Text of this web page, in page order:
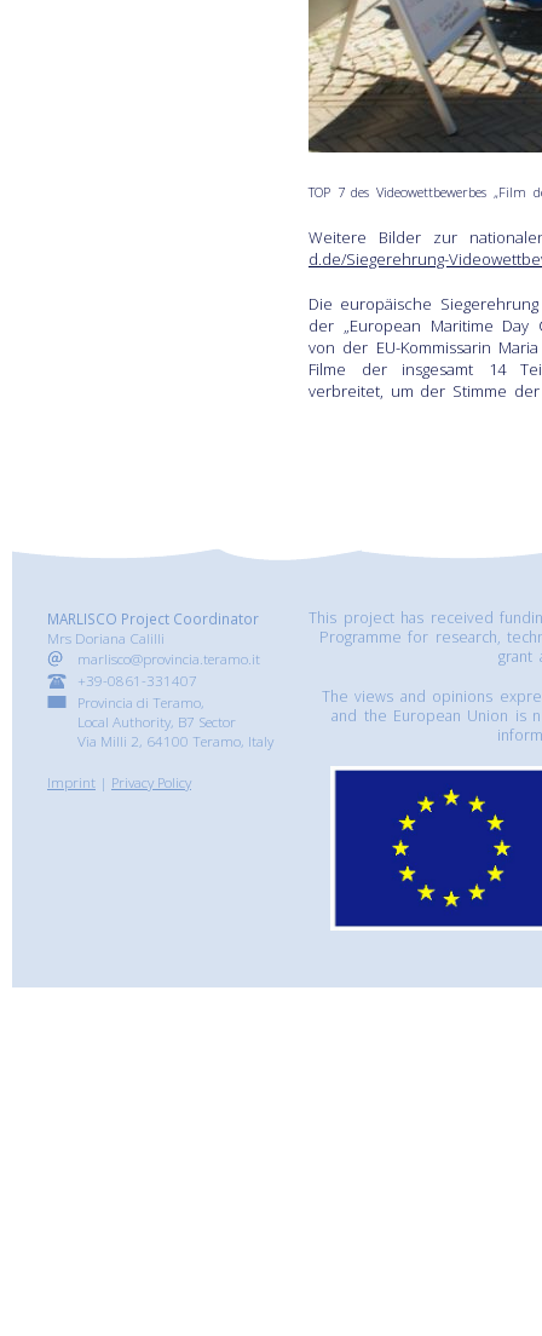
TOP 7 des Videowettbewerbes „Film
Weitere Bilder zur
d.de/Siegerehrung-
Die europäische
der „European Maritime
von der EU-Kommissarin
Filme der insgesamt 14
verbreitet, um der Stimme
MARLISCO Project Coordinator
Mrs Doriana Calilli
marlisco@provincia.teramo.it
+39-0861-331407
Provincia di Teramo,
Local Authority, B7 Sector
Via Milli 2, 64100 Teramo, Italy
Imprint | Privacy Policy
This project has received
Programme for research,
grant
The views and opinions
and the European Union is